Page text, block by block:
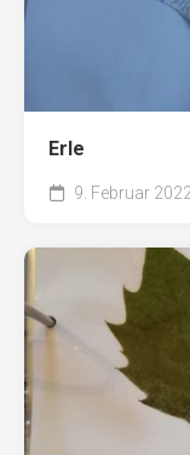
Erle
9. Februar